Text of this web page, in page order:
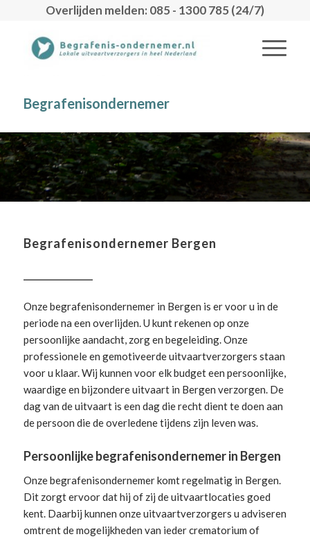
Overlijden melden: 085 - 1300 785 (24/7)
Begrafenisondernemer
Begrafenisondernemer Bergen
Onze begrafenisondernemer in Bergen is er voor u in de
periode na een overlijden. U kunt rekenen op onze
persoonlijke aandacht, zorg en begeleiding.Onze
professionele en gemotiveerde uitvaartverzorgers staan
voor u klaar. Wij kunnen voor elk budget een persoonlijke,
waardige en bijzondere uitvaart in Bergen verzorgen. De
dag van de uitvaart is een dag die recht dient te doen aan
de persoon die de overledene tijdens zijn leven was.
Persoonlijke begrafenisondernemer in Bergen
Onze begrafenisondernemer komt regelmatig in Bergen.
Dit zorgt ervoor dat hij of zij de uitvaartlocaties goed
kent. Daarbij kunnen onze uitvaartverzorgers u adviseren
omtrent de mogelijkheden van ieder crematorium of